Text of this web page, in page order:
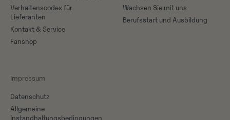
Verhaltenscodex für
Lieferanten
Kontakt & Service
Fanshop
Wachsen Sie mit uns
Berufsstart und Ausbildung
Impressum
Datenschutz
Allgemeine
Instandhaltungsbedingungen